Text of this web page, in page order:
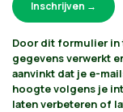
Door dit formulier in
gegevens verwerkt
aanvinkt dat je e-
hoogte volgens je
laten verbeteren of